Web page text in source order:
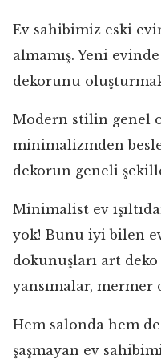
Ev sahibimiz eski
almamış. Yeni
dekorunu
Modern stilin genel
minimalizmden
dekorun geneli
Minimalist ev
yok! Bunu iyi bilen
dokunuşları art deko
yansımalar, mermer
Hem salonda hem
şaşmayan ev